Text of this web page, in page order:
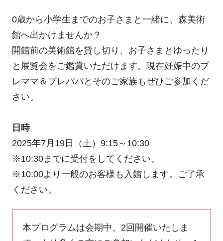
0歳から小学生までのお子さまと一緒に、森美術
館へ出かけませんか？
開館前の美術館を貸し切り、お子さまとゆったり
と展覧会をご鑑賞いただけます。現在妊娠中のプ
レママ＆プレパパとそのご家族もぜひご参加くだ
さい。
日時
2025年7月19日（土）9:15～10:30
※10:30までに受付をしてください。
※10:00より一般のお客様も入館します。ご了承
ください。
本プログラムは会期中、2回開催いたしま